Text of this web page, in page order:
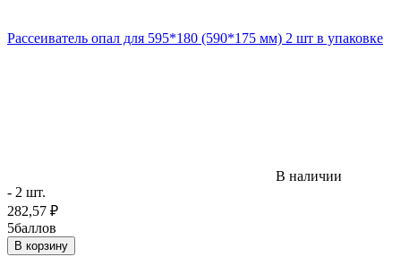
Рассеиватель опал для 595*180 (590*175 мм) 2 шт в упаковке
В наличии
- 2 шт.
282,57 ₽
5баллов
В корзину